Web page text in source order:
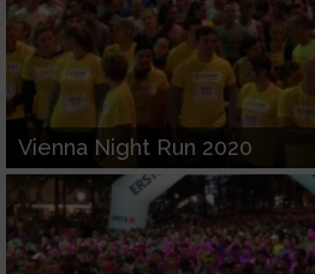
Vienna Night Run 2020